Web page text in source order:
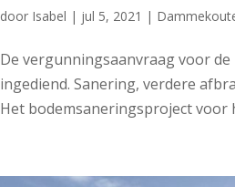
door Isabel | jul 5, 2021 |
De vergunningsaanvraag voor
ingediend. Sanering, verdere
Het bodemsaneringsproject voor